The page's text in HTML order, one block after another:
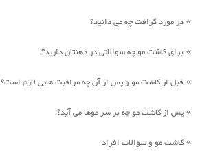
» در مورد گرافت چه می دانید؟
» برای کاشت مو چه سوالاتی در ذهنتان دارید؟
» قبل از کاشت مو و پس از آن چه مراقبت هایی لازم است؟
» پس از کاشت مو چه بر سر موها می آید؟!
» کاشت مو و سوالات افراد